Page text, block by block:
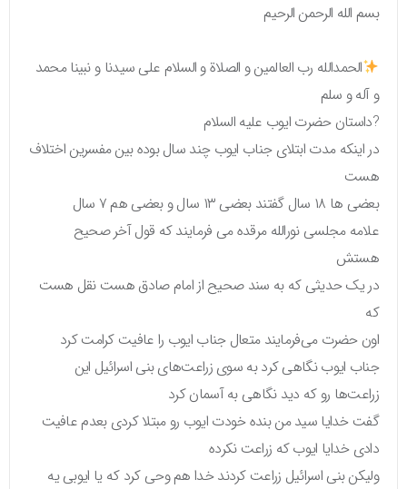
بسم الله الرحمن الرحیم
الحمدالله رب العالمین و الصلاة و السلام علی سیدنا و نبینا محمد
و آله و سلم
?داستان حضرت ایوب علیه السلام
در اینکه مدت ابتلای جناب ایوب چند سال بوده بین مفسرین اختلاف
هست
بعضی ها ۱۸ سال گفتند بعضی ۱۳ سال و بعضی هم ۷ سال
علامه مجلسی نورالله مرقده می فرمایند که قول آخر صحیح
هستش
در یک حدیثی که به سند صحیح از امام صادق هست نقل هست
که
اون حضرت می‌فرمایند متعال جناب ایوب را عافیت کرامت کرد
جناب ایوب نگاهی کرد به سوی زراعت‌های بنی اسرائیل این
زراعت‌ها رو که دید نگاهی به آسمان کرد
گفت خدایا سید من بنده خودت ایوب رو مبتلا کردی بعدم عافیت
دادی خدایا ایوب که زراعت نکرده
ولیکن بنی اسرائیل زراعت کردند خدا هم وحی کرد که یا ایوبی یه